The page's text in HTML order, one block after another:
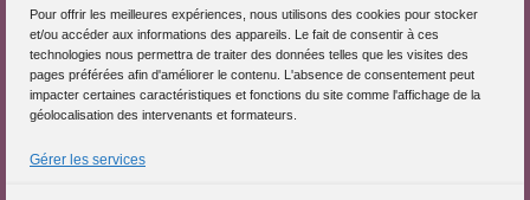
Pour offrir les meilleures expériences, nous utilisons des cookies pour stocker
et/ou accéder aux informations des appareils. Le fait de consentir à ces
technologies nous permettra de traiter des données telles que les visites des
pages préférées afin d'améliorer le contenu. L'absence de consentement peut
impacter certaines caractéristiques et fonctions du site comme l'affichage de la
géolocalisation des intervenants et formateurs.
Gérer les services
S'inscrire dans l'Annuaire
Publiez vos formations
Charte déontologique